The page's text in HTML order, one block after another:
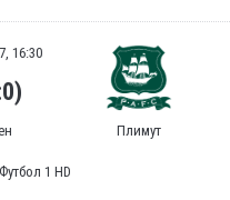
16:30
Плимут
1 HD